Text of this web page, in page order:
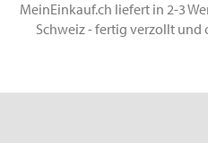
MeinEinkauf.ch liefert in 2-3
Schweiz - fertig verzollt und